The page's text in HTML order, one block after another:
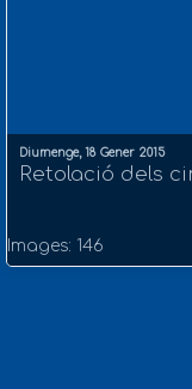
Diumenge, 18 Gener 2015
Retolació dels
Images: 146